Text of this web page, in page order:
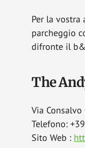
Per la vostra
parcheggio
difronte il
The
Via
Telefono:
Sito Web :